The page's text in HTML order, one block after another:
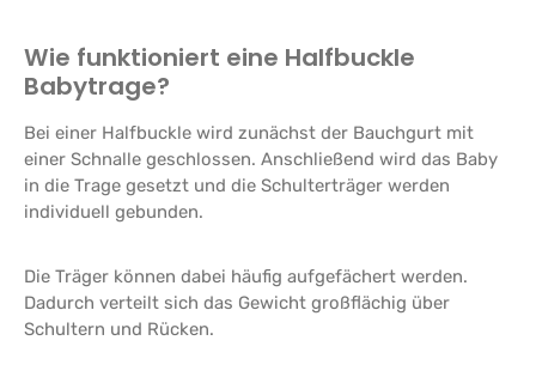
Wie funktioniert eine Halfbuckle
Babytrage?
Bei einer Halfbuckle wird zunächst der Bauchgurt mit
einer Schnalle geschlossen. Anschließend wird das Baby
in die Trage gesetzt und die Schulterträger werden
individuell gebunden.
Die Träger können dabei häufig aufgefächert werden.
Dadurch verteilt sich das Gewicht großflächig über
Schultern und Rücken.